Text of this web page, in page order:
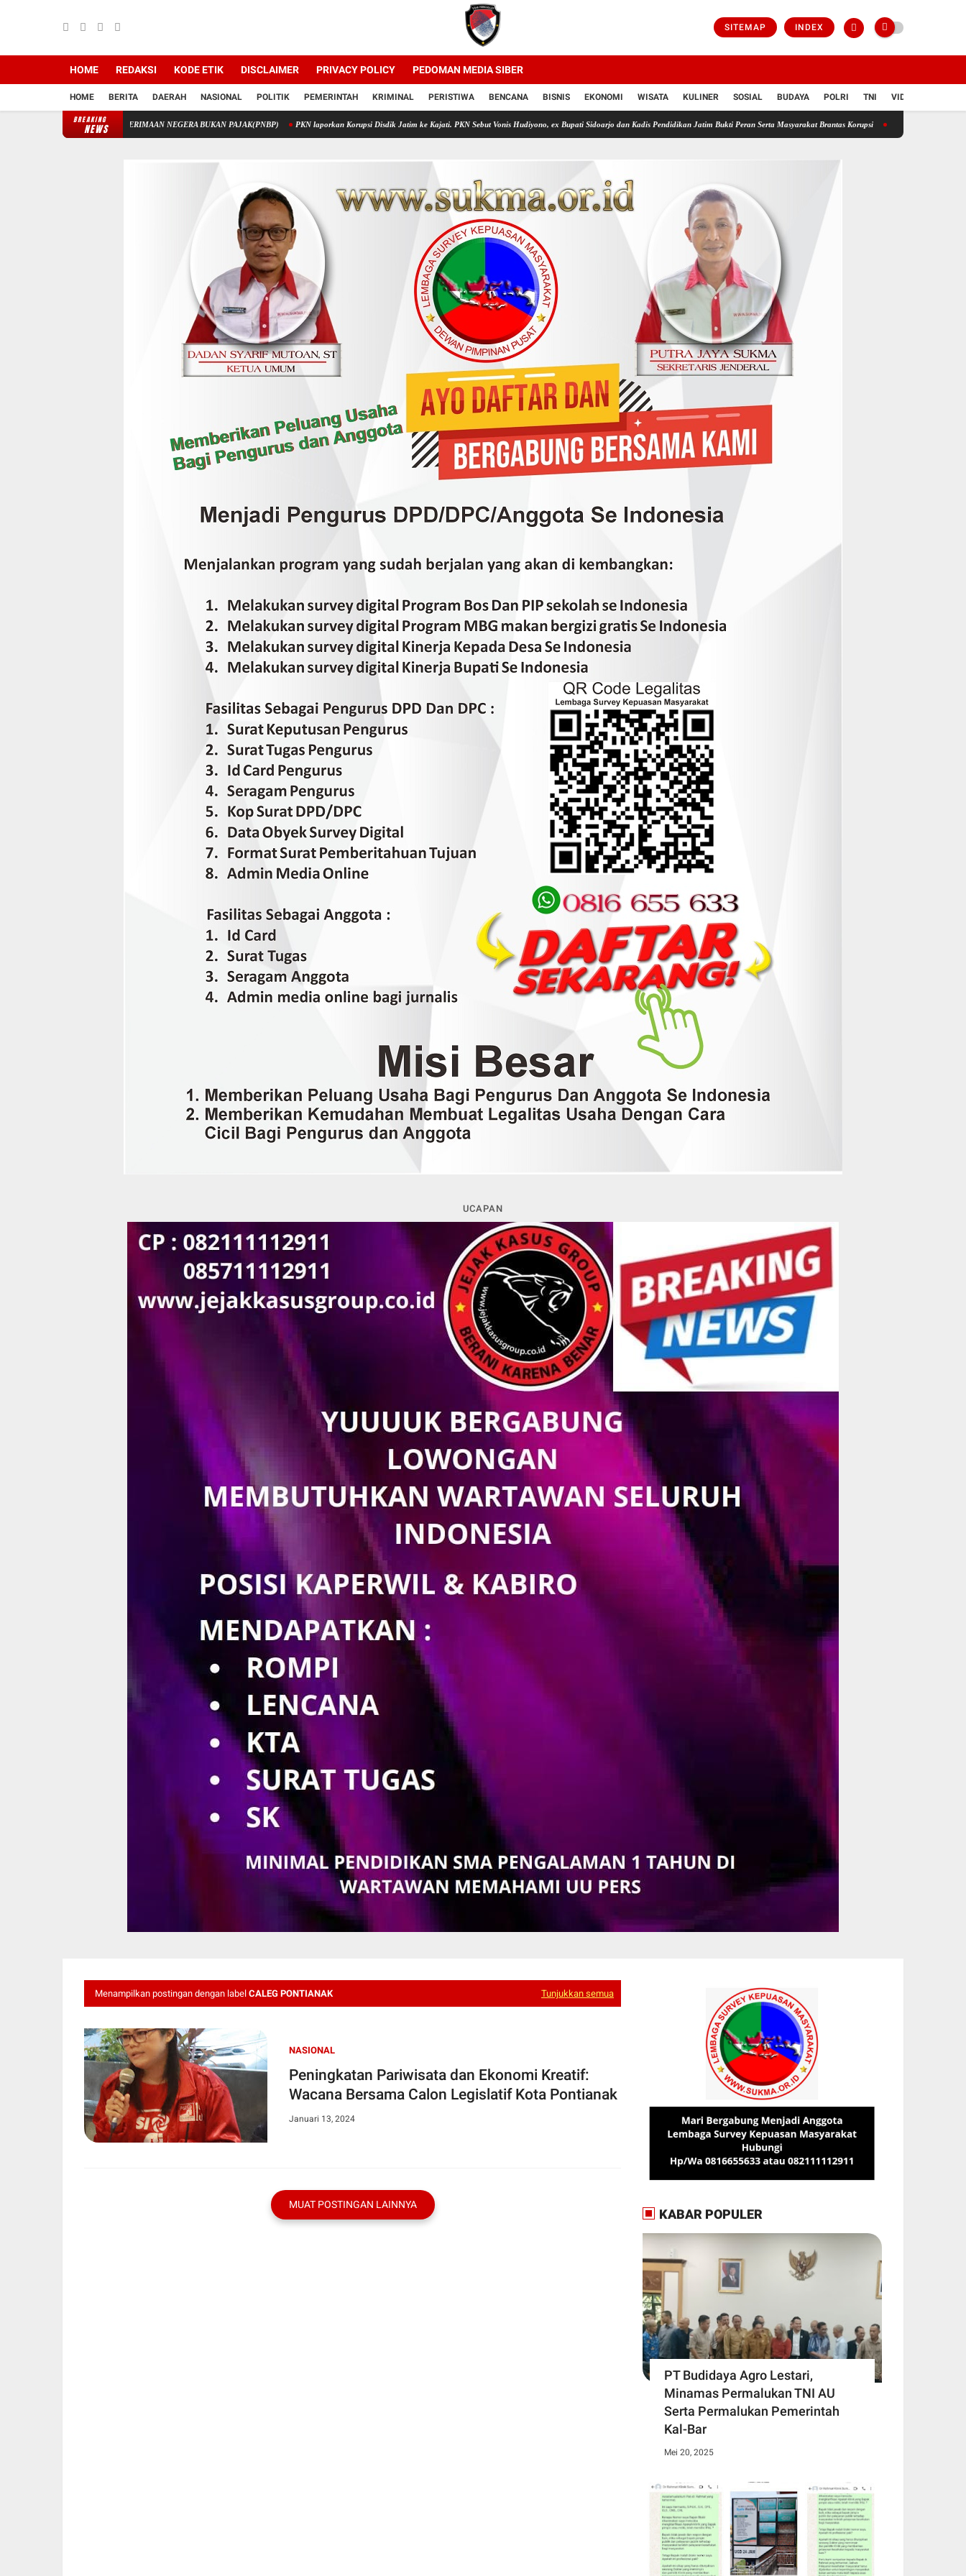
SITEMAP INDEX
HOME REDAKSI KODE ETIK DISCLAIMER PRIVACY POLICY PEDOMAN MEDIA SIBER
HOME BERITA DAERAH NASIONAL POLITIK PEMERINTAH KRIMINAL PERISTIWA BENCANA BISNIS EKONOMI WISATA KULINER SOSIAL BUDAYA POLRI TNI VIDIO
BREAKING
NEWS
MELALUI PENERIMAAN NEGERA BUKAN PAJAK(PNBP) PKN laporkan Korupsi Disdik Jatim ke Kajati. PKN Sebut Vonis Hudiyono, ex Bupati Sidoarjo dan Kadis Pendidikan Jatim Bukti Peran Serta Masyarakat Brantas Korupsi Bongkar Sindikat Buzzer Penyebar
UCAPAN
Menampilkan postingan dengan label CALEG PONTIANAK Tunjukkan semua
NASIONAL
Peningkatan Pariwisata dan Ekonomi Kreatif:
Wacana Bersama Calon Legislatif Kota Pontianak
Januari 13, 2024
MUAT POSTINGAN LAINNYA
KABAR POPULER
PT Budidaya Agro Lestari,
Minamas Permalukan TNI AU
Serta Permalukan Pemerintah
Kal-Bar
Mei 20, 2025